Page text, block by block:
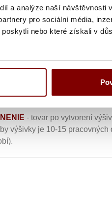
a analýze naší návštěvnosti
pro sociální média,
nebo které získali v
loga a textu (bez grafickej
€
- tovar po vytvorení
výšivky je 10-15